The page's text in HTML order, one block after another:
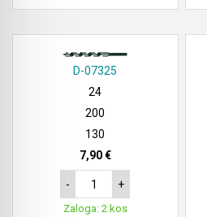
D-07325
24
200
130
7,90 €
- +
Zaloga: 2 kos